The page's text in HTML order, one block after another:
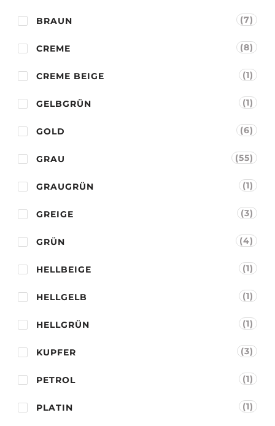
BRAUN (7)
CREME (8)
CREME BEIGE (1)
GELBGRÜN (1)
GOLD (6)
GRAU (55)
GRAUGRÜN (1)
GREIGE (3)
GRÜN (4)
HELLBEIGE (1)
HELLGELB (1)
HELLGRÜN (1)
KUPFER (3)
PETROL (1)
PLATIN (1)